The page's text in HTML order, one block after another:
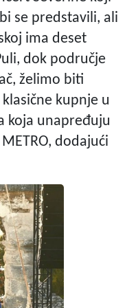
se predstavili, ali
ima deset
dok područje
želimo biti
kupnje u
koja unapređuju
dodajući